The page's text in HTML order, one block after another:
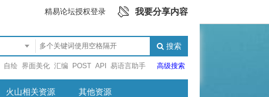
精易论坛授权登录 我要分享内容
搜索
自绘 界面美化 汇编 POST API 易语言助手 高级搜索
火山相关资源 其他资源